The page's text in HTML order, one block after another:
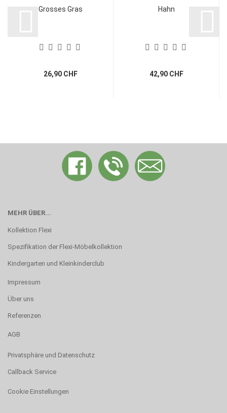
Grosses Gras
26,90 CHF
Hahn
42,90 CHF
MEHR ÜBER...
Kollektion Flexi
Spezifikation der Flexi-Möbelkollektion
Kindergarten und Kleinkinderclub
Impressum
Über uns
Referenzen
AGB
Privatsphäre und Datenschutz
Callback Service
Cookie Einstellungen